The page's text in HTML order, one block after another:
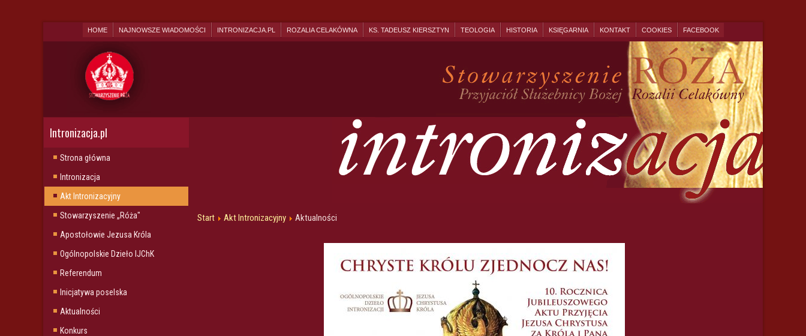
HOME NAJNOWSZE WIADOMOŚCI INTRONIZACJA.PL ROZALIA CELAKÓWNA KS. TADEUSZ KIERSZTYN TEOLOGIA HISTORIA KSIĘGARNIA KONTAKT COOKIES FACEBOOK
Intronizacja.pl
Strona główna
Intronizacja
Akt Intronizacyjny
Stowarzyszenie „Róża"
Apostołowie Jezusa Króla
Ogólnopolskie Dzieło IJChK
Referendum
Inicjatywa poselska
Aktualności
Konkurs
Start Akt Intronizacyjny Aktualności